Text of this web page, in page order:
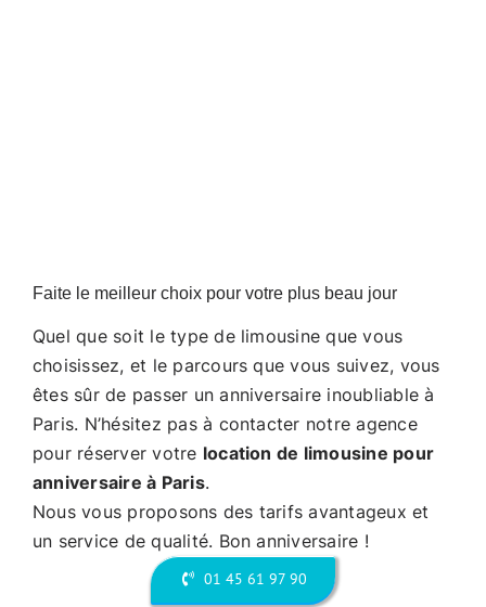
Faite le meilleur choix pour votre plus beau jour
Quel que soit le type de limousine que vous
choisissez, et le parcours que vous suivez, vous
êtes sûr de passer un anniversaire inoubliable à
Paris. N’hésitez pas à contacter notre agence
pour réserver votre location de limousine pour
anniversaire à Paris.
Nous vous proposons des tarifs avantageux et
un service de qualité. Bon anniversaire !
01 45 61 97 90